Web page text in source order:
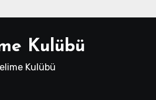
Kulübü
Kulübü